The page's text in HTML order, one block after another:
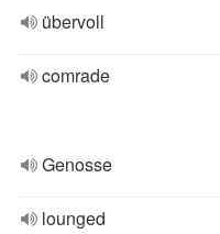
übervoll
comrade
Genosse
lounged